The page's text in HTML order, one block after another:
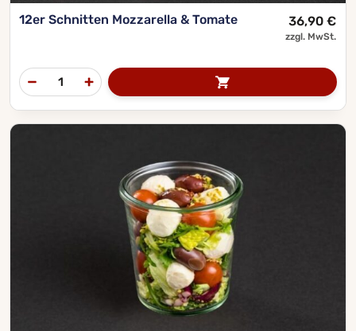
12er Schnitten Mozzarella & Tomate 36,90 €
zzgl. MwSt.